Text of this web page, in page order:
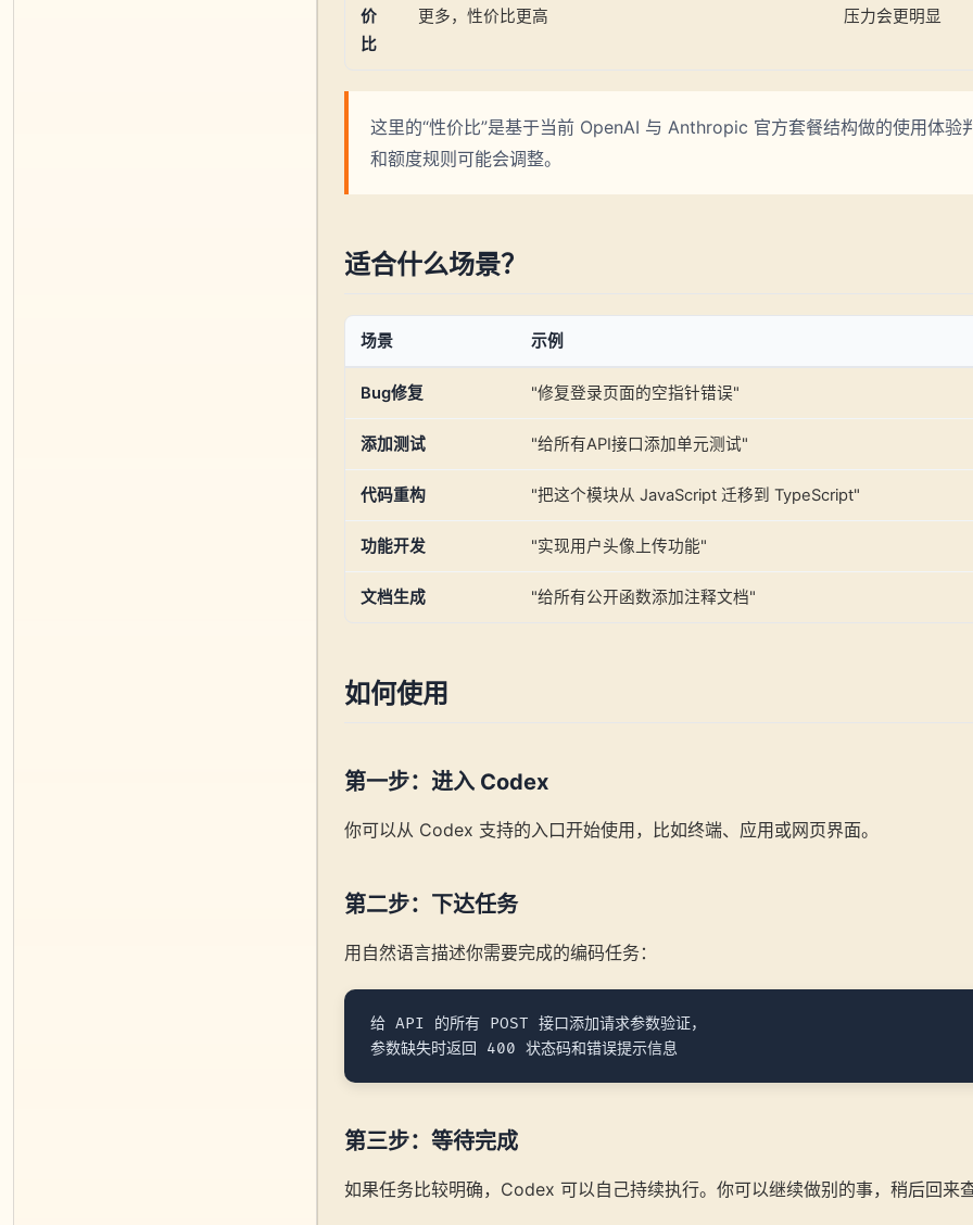
价
比
更多，性价比更高
压力会更明显
这里的“性价比”是基于当前 OpenAI 与 Anthropic 官方套餐结构做的使用体验
和额度规则可能会调整。
适合什么场景？
场景 示例
Bug修复 "修复登录页面的空指针错误"
添加测试 "给所有API接口添加单元测试"
代码重构 "把这个模块从 JavaScript 迁移到 TypeScript"
功能开发 "实现用户头像上传功能"
文档生成 "给所有公开函数添加注释文档"
如何使用
第一步：进入 Codex
你可以从 Codex 支持的入口开始使用，比如终端、应用或网页界面。
第二步：下达任务
用自然语言描述你需要完成的编码任务：
给 API 的所有 POST 接口添加请求参数验证，
第三步：等待完成
如果任务比较明确，Codex 可以自己持续执行。你可以继续做别的事，稍后回来